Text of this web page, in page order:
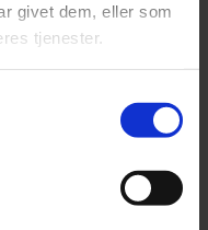
givet dem, eller som
tjenester.
eller delvis erstatte hestens
udholdenhed og en god
daglige fødeindtag. Det